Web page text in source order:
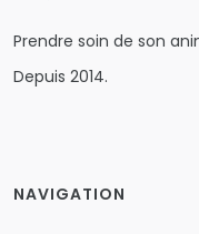
Prendre soin de son
Depuis 2014.
NAVIGATION